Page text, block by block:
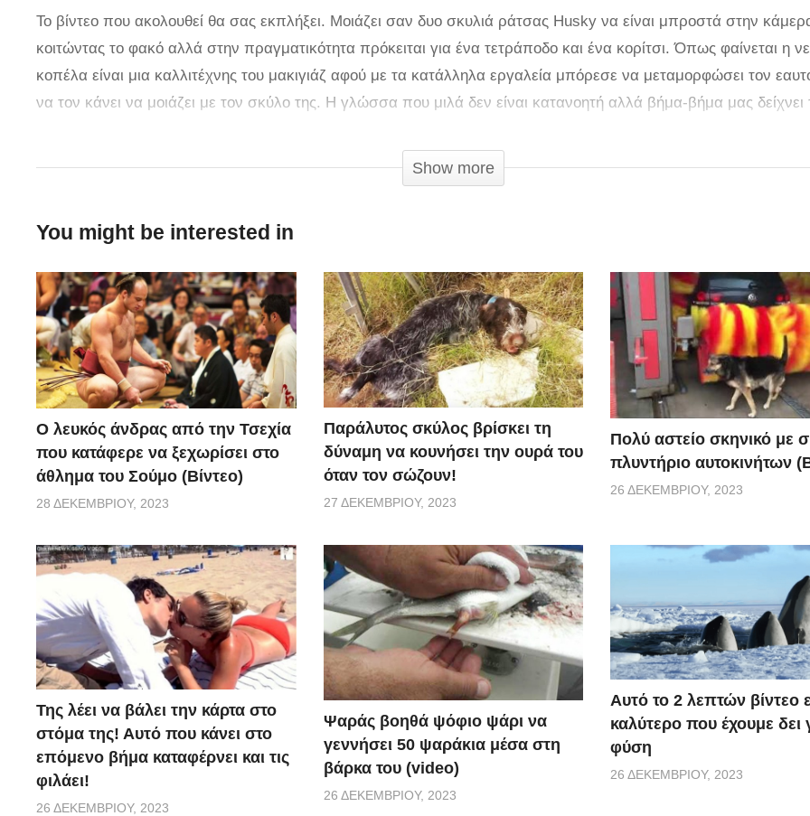
Το βίντεο που ακολουθεί θα σας εκπλήξει. Μοιάζει σαν δυο σκυλιά ράτσας Husky να είναι μπροστά στην
κοιτώντας το φακό αλλά στην πραγματικότητα πρόκειται για ένα τετράποδο και ένα κορίτσι. Όπως φαίνεται η
κοπέλα είναι μια καλλιτέχνης του μακιγιάζ αφού με τα κατάλληλα εργαλεία μπόρεσε να μεταμορφώσει τον
να τον κάνει να μοιάζει με τον σκύλο της. Η γλώσσα που μιλά δεν είναι κατανοητή αλλά βήμα-βήμα μας δείχνει
μεταμορφώνεται. Τα λευκά μάγουλα σε συνδυασμό με τα μπλε μάτια που ζωγράφισε με επιτυχία, το κάνει να
ακόμη πιο ρεαλιστικό και τέλος η γλώσσα την οποία κρεμά ο σκύλος της και αντιγράφει η ίδια κάνει το
απολαμβάνει.
via
Show more
You might be interested in
Ο λευκός άνδρας από την Τσεχία
που κατάφερε να ξεχωρίσει στο
άθλημα του Σούμο (Βίντεο)
28 ΔΕΚΕΜΒΡΊΟΥ, 2023
Παράλυτος σκύλος βρίσκει τη
δύναμη να κουνήσει την ουρά του
όταν τον σώζουν!
27 ΔΕΚΕΜΒΡΊΟΥ, 2023
Πολύ αστείο σκηνικό με
πλυντήριο αυτοκινήτων
26 ΔΕΚΕΜΒΡΊΟΥ, 2023
Της λέει να βάλει την κάρτα στο
στόμα της! Αυτό που κάνει στο
επόμενο βήμα καταφέρνει και τις
φιλάει!
26 ΔΕΚΕΜΒΡΊΟΥ, 2023
Ψαράς βοηθά ψόφιο ψάρι να
γεννήσει 50 ψαράκια μέσα στη
βάρκα του (video)
26 ΔΕΚΕΜΒΡΊΟΥ, 2023
Αυτό το 2 λεπτών βίντεο
καλύτερο που έχουμε δει
φύση
26 ΔΕΚΕΜΒΡΊΟΥ, 2023